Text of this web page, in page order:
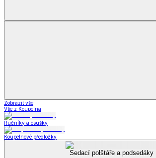
Zobrazit vše
Vše z Koupelna
Ručníky a osušky
Koupelnové předložky
Sedací polštáře a podsedáky